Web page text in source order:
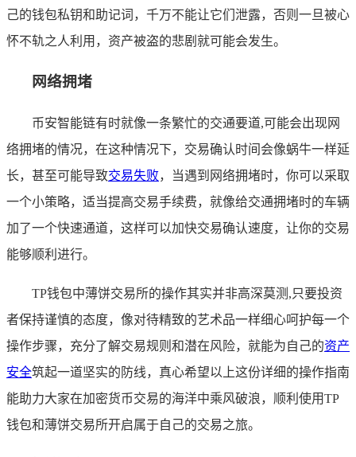
己的钱包私钥和助记词，千万不能让它们泄露，否则一旦被心
怀不轨之人利用，资产被盗的悲剧就可能会发生。
网络拥堵
币安智能链有时就像一条繁忙的交通要道,可能会出现网
络拥堵的情况，在这种情况下，交易确认时间会像蜗牛一样延
长，甚至可能导致交易失败，当遇到网络拥堵时，你可以采取
一个小策略，适当提高交易手续费，就像给交通拥堵时的车辆
加了一个快速通道，这样可以加快交易确认速度，让你的交易
能够顺利进行。
TP钱包中薄饼交易所的操作其实并非高深莫测,只要投资
者保持谨慎的态度，像对待精致的艺术品一样细心呵护每一个
操作步骤，充分了解交易规则和潜在风险，就能为自己的资产
安全筑起一道坚实的防线，真心希望以上这份详细的操作指南
能助力大家在加密货币交易的海洋中乘风破浪，顺利使用TP
钱包和薄饼交易所开启属于自己的交易之旅。